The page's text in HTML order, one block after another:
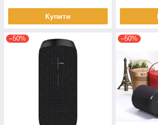
Купити
–50% –50%